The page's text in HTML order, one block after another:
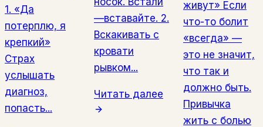
1. «Да
потерплю, я
крепкий»
Страх
услышать
диагноз,
попасть...
—вставайте. 2.
Вскакивать с
кровати
рывком...
Читать далее
живут» Если
что-то болит
«всегда» —
это не значит,
что так и
должно быть.
Привычка
жить с болью